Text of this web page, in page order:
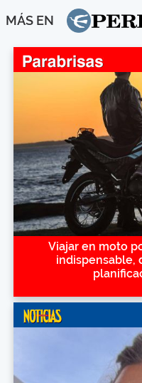
MÁS EN
Viajar en moto
indispensable,